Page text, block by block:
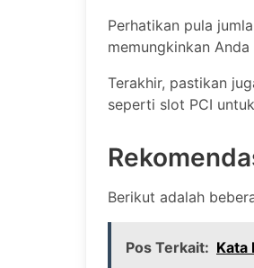
Perhatikan pula
memungkinkan
Terakhir, pastikan
seperti slot PCI
Berikut adalah
Pos Terkait: Kata